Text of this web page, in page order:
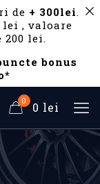
de + 300lei.
, valoare
lei.
bonus
0 0 lei